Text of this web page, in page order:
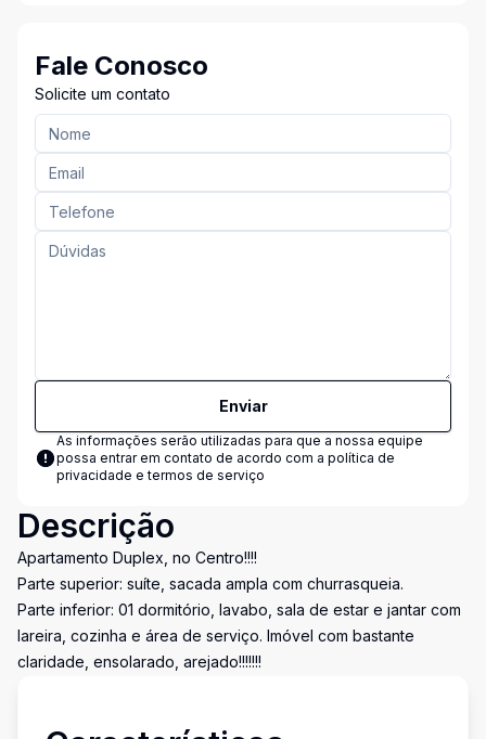
Fale Conosco
Solicite um contato
Enviar
As informações serão utilizadas para que a nossa equipe
possa entrar em contato de acordo com a política de
privacidade e termos de serviço
Descrição
Apartamento Duplex, no Centro!!!!
Parte superior: suíte, sacada ampla com churrasqueia.
Parte inferior: 01 dormitório, lavabo, sala de estar e jantar com
lareira, cozinha e área de serviço. Imóvel com bastante
claridade, ensolarado, arejado!!!!!!!